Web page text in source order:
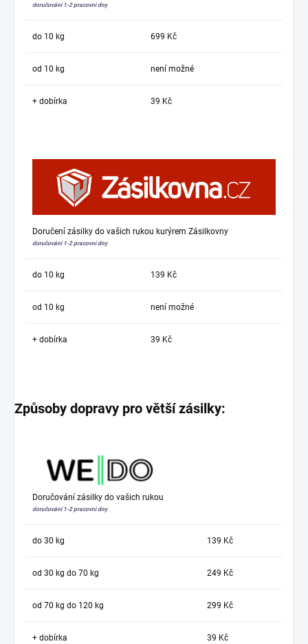
doručování 1-2 pracovní dny
do 10 kg 699 Kč
od 10 kg není možné
+ dobírka 39 Kč
Doručení zásilky do vašich rukou kurýrem Zásilkovny
doručování 1-2 pracovní dny
do 10 kg 139 Kč
od 10 kg není možné
+ dobírka 39 Kč
Způsoby dopravy pro větší zásilky:
Doručování zásilky do vašich rukou
doručování 1-2 pracovní dny
do 30 kg 139 Kč
od 30 kg do 70 kg 249 Kč
od 70 kg do 120 kg 299 Kč
+ dobírka 39 Kč